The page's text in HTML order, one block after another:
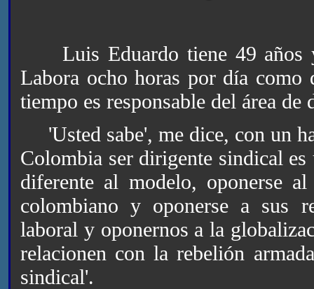
Luis Eduardo tiene 49 años y
Labora ocho horas por día
tiempo es responsable del área
'Usted sabe', me dice, con un
Colombia ser dirigente sindical
diferente al modelo, oponerse
colombiano y oponerse a sus
laboral y oponernos a la
relacionen con la rebelión
sindical'.